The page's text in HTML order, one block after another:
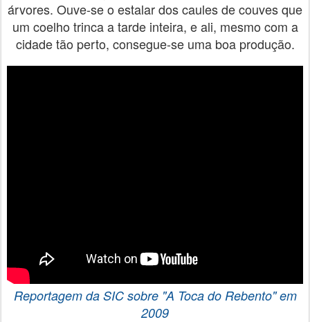
árvores. Ouve-se o estalar dos caules de couves que
um coelho trinca a tarde inteira, e ali, mesmo com a
cidade tão perto, consegue-se uma boa produção.
Reportagemda SIC sobre "A Toca do Rebento"em
2009